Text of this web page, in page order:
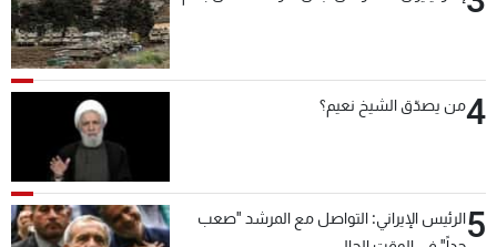
4من يصدّق الشيخ نعيم؟
5الرئيس الإيراني: التواصل مع المرشد "صعب